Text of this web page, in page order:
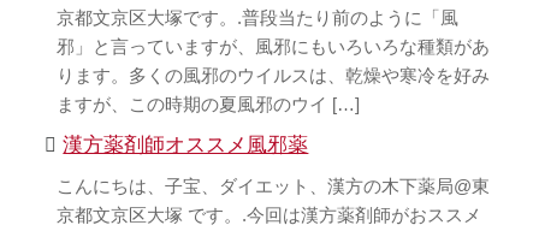
京都文京区大塚です。.普段当たり前のように「風
邪」と言っていますが、風邪にもいろいろな種類があ
ります。多くの風邪のウイルスは、乾燥や寒冷を好み
ますが、この時期の夏風邪のウイ […]
漢方薬剤師オススメ風邪薬
こんにちは、子宝、ダイエット、漢方の木下薬局@東
京都文京区大塚 です。.今回は漢方薬剤師がおススメ